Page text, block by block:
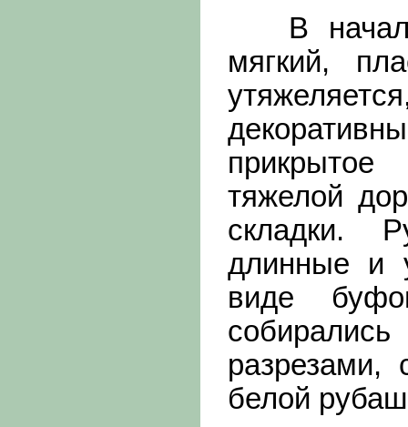
В
мягкий,
тяжелой
складки.
длинные и
виде
разрезами,
белой